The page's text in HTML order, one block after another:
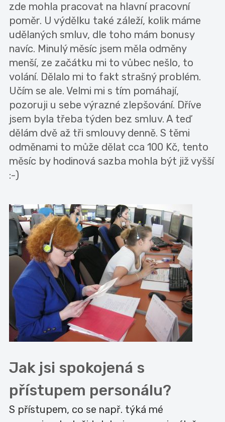
zde mohla pracovat na hlavní pracovní
poměr. U výdělku také záleží, kolik máme
udělaných smluv, dle toho mám bonusy
navíc. Minulý měsíc jsem měla odměny
menší, ze začátku mi to vůbec nešlo, to
volání. Dělalo mi to fakt strašný problém.
Učím se ale. Velmi mi s tím pomáhají,
pozoruji u sebe výrazné zlepšování. Dříve
jsem byla třeba týden bez smluv. A teď
dělám dvě až tři smlouvy denně. S těmi
odměnami to může dělat cca 100 Kč, tento
měsíc by hodinová sazba mohla být již vyšší
:-)
Jak jsi spokojená s
přístupem personálu?
S přístupem, co se např. týká mé